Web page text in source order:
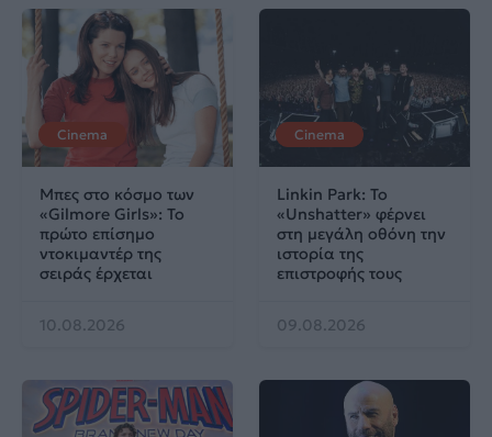
Cinema
Μπες στο κόσμο των
«Gilmore Girls»: Το
πρώτο επίσημο
ντοκιμαντέρ της
σειράς έρχεται
10.08.2026
Cinema
Linkin Park: Το
«Unshatter» φέρνει
στη μεγάλη οθόνη την
ιστορία της
επιστροφής τους
09.08.2026